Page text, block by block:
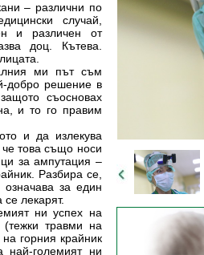
– различни по
случай,
и различен от
доц. Кътева.
ми път съм
добро решение в
съосновах
и то го правим
и да излекува
това също носи
за ампутация –
Разбира се,
за един
лекарят.
ни успех на
травми на
горния крайник
най-големият ни